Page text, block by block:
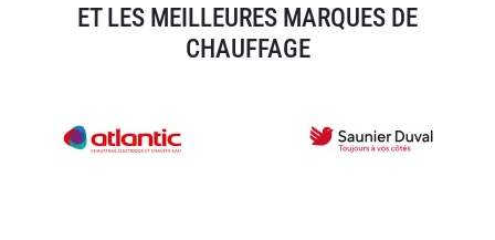
ET LES MEILLEURES MARQUES DE
CHAUFFAGE